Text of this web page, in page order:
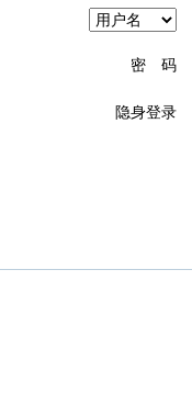
密 码
隐身登录